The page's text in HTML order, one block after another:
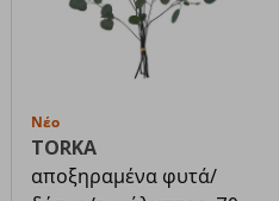
Νέο
TORKA
αποξηραμένα φυτά/